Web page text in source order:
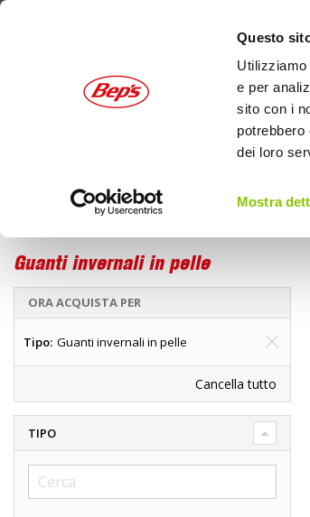
Questo
e per
sito con i
dei loro
Mostra
Guanti invernali in pelle
ORA ACQUISTA PER
Tipo Guanti invernali in pelle
Cancella tutto
TIPO